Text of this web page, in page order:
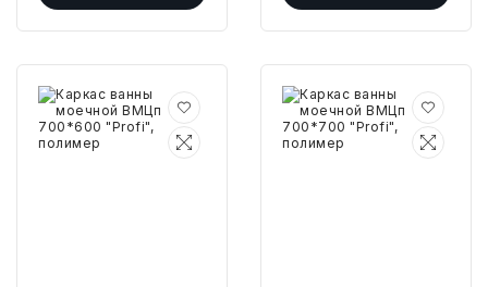
ТОВАРЫ ДЛЯ МЕДИЦИНЫ
КАНЦТОВАРЫ
Каркас
ванны
моечной
ВМЦп
Каркас
ванны
моечной
ВМЦп